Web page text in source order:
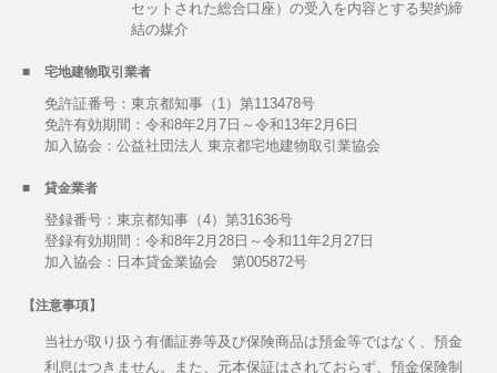
セットされた総合口座）の受入を内容とする契約締
結の媒介
宅地建物取引業者
免許証番号：東京都知事（1）第113478号
免許有効期間：令和8年2月7日～令和13年2月6日
加入協会：公益社団法人 東京都宅地建物取引業協会
貸金業者
登録番号：東京都知事（4）第31636号
登録有効期間：令和8年2月28日～令和11年2月27日
加入協会：日本貸金業協会 第005872号
【注意事項】
当社が取り扱う有価証券等及び保険商品は預金等ではなく、預金
利息はつきません。また、元本保証はされておらず、預金保険制